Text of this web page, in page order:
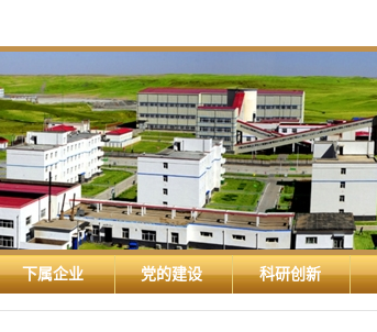
下属企业 党的建设 科研创新